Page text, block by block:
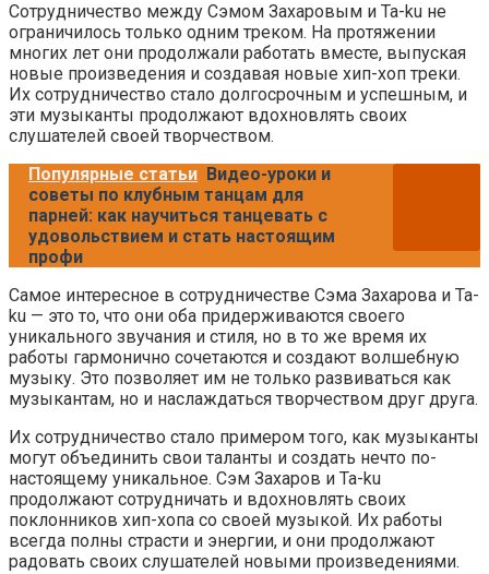
Сотрудничество между Сэмом Захаровым и Ta-ku не
ограничилось только одним треком. На протяжении
многих лет они продолжали работать вместе, выпуская
новые произведения и создавая новые хип-хоп треки.
Их сотрудничество стало долгосрочным и успешным, и
эти музыканты продолжают вдохновлять своих
слушателей своей творчеством.
Популярные статьи Видео-уроки и
советы по клубным танцам для
парней: как научиться танцевать с
удовольствием и стать настоящим
профи
Самое интересное в сотрудничестве Сэма Захарова и Ta-
ku — это то, что они оба придерживаются своего
уникального звучания и стиля, но в то же время их
работы гармонично сочетаются и создают волшебную
музыку. Это позволяет им не только развиваться как
музыкантам, но и наслаждаться творчеством друг друга.
Их сотрудничество стало примером того, как музыканты
могут объединить свои таланты и создать нечто по-
настоящему уникальное. Сэм Захаров и Ta-ku
продолжают сотрудничать и вдохновлять своих
поклонников хип-хопа со своей музыкой. Их работы
всегда полны страсти и энергии, и они продолжают
радовать своих слушателей новыми произведениями.